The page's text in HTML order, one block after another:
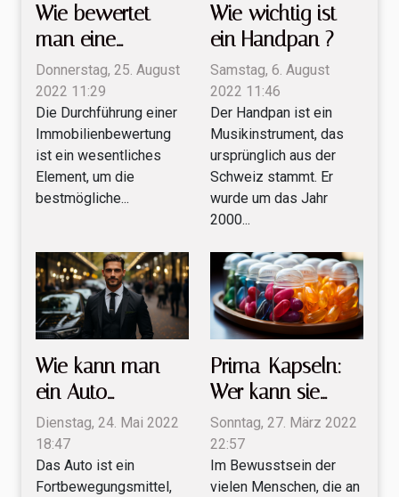
Wie bewertet
man eine
Immobilie?
Donnerstag, 25. August
2022 11:29
Die Durchführung einer
Immobilienbewertung
ist ein wesentliches
Element, um die
bestmögliche...
Wie wichtig ist
ein Handpan ?
Samstag, 6. August
2022 11:46
Der Handpan ist ein
Musikinstrument, das
ursprünglich aus der
Schweiz stammt. Er
wurde um das Jahr
2000...
Wie kann man
ein Auto
zwischen
Privatpersonen
mieten?
Dienstag, 24. Mai 2022
18:47
Das Auto ist ein
Fortbewegungsmittel,
Prima-Kapseln:
Wer kann sie
verwenden und
wie kann man sie
erwerben?
Sonntag, 27. März 2022
22:57
Im Bewusstsein der
vielen Menschen, die an